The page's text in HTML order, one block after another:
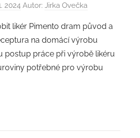
2024 Autor: Jirka Ovečka
likér Pimento dram původ a
na domácí výrobu
postup práce při výrobě likéru
potřebné pro výrobu